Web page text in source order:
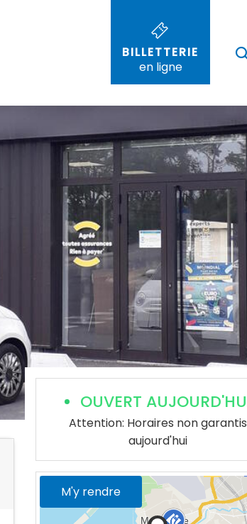
--°
BILLETTERIE
en ligne
OUVERT
Attention: Horaires non garantis
aujourd'hui
M'y rendre